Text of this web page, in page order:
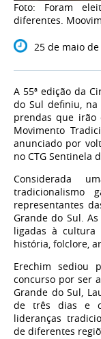
Foto: Foram
diferentes.
25 de maio de
A 55ª edição da
do Sul definiu, na
prendas que irão
Movimento
anunciado por
no CTG Sentinela
Considerada
tradicionalismo
representantes
Grande do Sul.
ligadas à cultura
história, folclore,
Erechim sediou
concurso por ser
Grande do Sul,
de três dias e
lideranças
de diferentes